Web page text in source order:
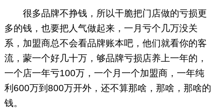
很多品牌不挣钱，所以干脆把门店做的亏损更
多的钱，也要把人气做起来，一月亏个几万没关
系，加盟商总不会看品牌账本吧，他们就看你的客
流，蒙一个好几十万，够品牌亏损店养上一年的，
一个店一年亏100万，一个月一个加盟商，一年纯
利600万到800万开外，还不算那啥，那啥，那啥的
钱。